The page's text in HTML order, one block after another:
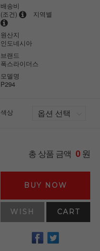
배송비
(조건)
지역별
원산지
인도네시아
브랜드
폭스라이더스
모델명
P294
색상
총 상품 금액 0원
BUY NOW
WISH CART